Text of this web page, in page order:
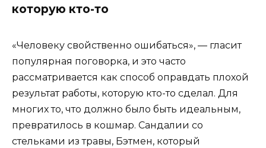
которую кто-то
«Человеку свойственно ошибаться», — гласит
популярная поговорка, и это часто
рассматривается как способ оправдать плохой
результат работы, которую кто-то сделал. Для
многих то, что должно было быть идеальным,
превратилось в кошмар. Сандалии со
стельками из травы, Бэтмен, который